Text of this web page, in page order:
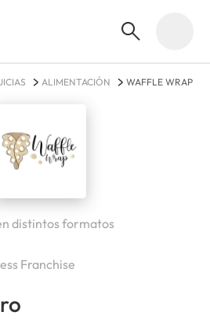
ALIMENTACIÓN WAFFLE WRAP
Franchise
distintos formatos